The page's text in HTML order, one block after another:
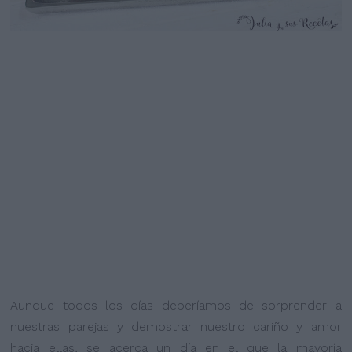
Aunque todos los días deberíamos de sorprender a
nuestras parejas y demostrar nuestro cariño y amor
hacia ellas, se acerca un día en el que la mayoría